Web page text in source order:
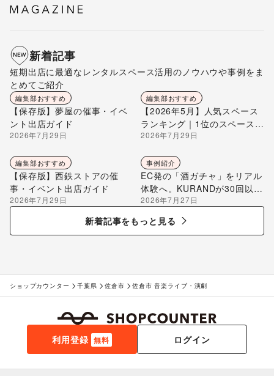
新着記事
短期出店に最適なレンタルスペース活用のノウハウや事例をま
とめてご紹介
編集部おすすめ
【保存版】夢屋の催事・イベ
ント出店ガイド
2026年7月29日
編集部おすすめ
【2026年5月】人気スペース
ランキング｜1位のスペースを
編集部が解説
2026年7月29日
編集部おすすめ
【保存版】西鉄ストアの催
事・イベント出店ガイド
2026年7月29日
事例紹介
EC発の「酒ガチャ」をリアル
体験へ。KURANDが30回以上
のポップアップ出店で届け
る“新しいお酒との出会い”
2026年7月27日
新着記事をもっと見る
ショップカウンター 千葉県 佐倉市 佐倉市 音楽ライブ・演劇
利用登録 無料 ログイン